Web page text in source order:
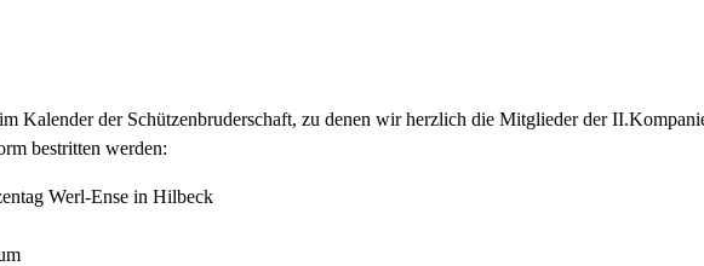
Kalender der Schützenbruderschaft, zu denen wir herzlich die Mitglieder der
bestritten werden:
Werl-Ense in Hilbeck